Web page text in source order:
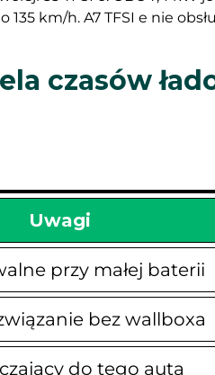
km/h. A7 TFSI e nie
czasów
Uwagi
przy małej baterii
bez wallboxa
do tego auta